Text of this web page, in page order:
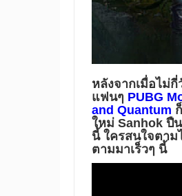
หลังจากเมื่อไม่
แฟนๆ PUBG
and Quantum
ใหม่ Sanhok ปื
นี้ ใครสนใจตาม
ตามมาเร็วๆ นี้